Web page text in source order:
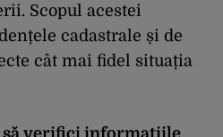
Scopul acestei
cadastrale și de
cât mai fidel situația
să verifici informațiile